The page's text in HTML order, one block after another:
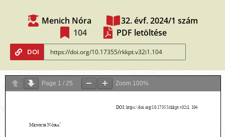
Menich Nóra
32. évf. 2024/1 szám
104
PDF letöltése
DOI
Page 1 / 25 Zoom 100%